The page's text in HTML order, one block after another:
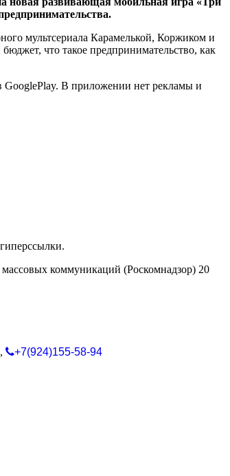
мультсериала Карамелькой, Коржиком и
что такое предпринимательство, как
GooglePlay. В приложении нет рекламы и
коммуникаций (Роскомнадзор) 20
,
+7(924)155-58-94